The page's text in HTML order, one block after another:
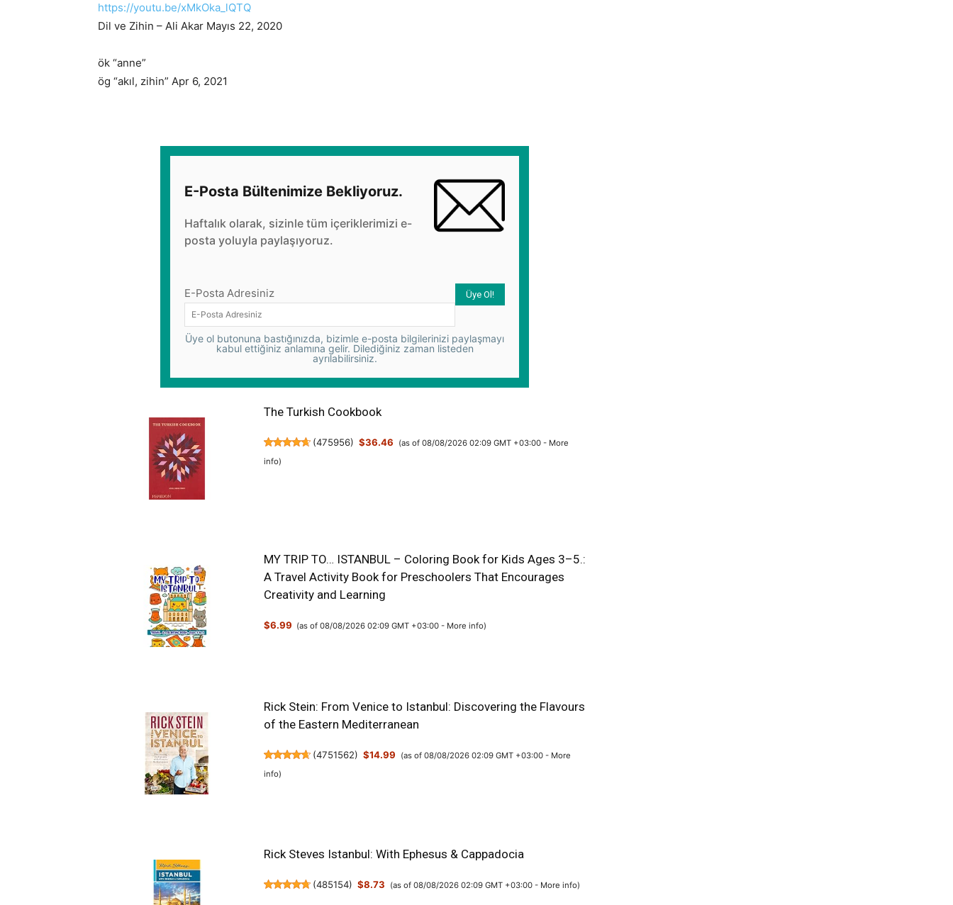
https://youtu.be/xMkOka_lQTQ
Dil ve Zihin – Ali Akar Mayıs 22, 2020
ök “anne”
ög “akıl, zihin” Apr 6, 2021
E-Posta Bültenimize Bekliyoruz.
Haftalık olarak, sizinle tüm içeriklerimizi e-
posta yoluyla paylaşıyoruz.
E-Posta Adresiniz
Üye ol butonuna bastığınızda, bizimle e-posta bilgilerinizi paylaşmayı
kabul ettiğiniz anlamına gelir. Dilediğiniz zaman listeden
ayrılabilirsiniz.
The Turkish Cookbook
(475956) $36.46 (as of 08/08/2026 02:09 GMT +03:00 - More
info)
MY TRIP TO… ISTANBUL – Coloring Book for Kids Ages 3–5.:
A Travel Activity Book for Preschoolers That Encourages
Creativity and Learning
$6.99 (as of 08/08/2026 02:09 GMT +03:00 - More info)
Rick Stein: From Venice to Istanbul: Discovering the Flavours
of the Eastern Mediterranean
(4751562) $14.99 (as of 08/08/2026 02:09 GMT +03:00 - More
info)
Rick Steves Istanbul: With Ephesus & Cappadocia
(485154) $8.73 (as of 08/08/2026 02:09 GMT +03:00 - More info)